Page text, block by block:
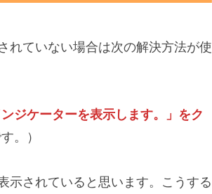
れていない場合は次の解決方法が使
ジケーターを表示します。」をク
。）
示されていると思います。こうする